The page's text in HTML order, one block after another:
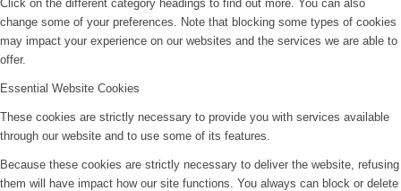
Click on the different category headings to find out more. You can also
change some of your preferences. Note that blocking some types of cookies
may impact your experience on our websites and the services we are able to
offer.
Essential Website Cookies
These cookies are strictly necessary to provide you with services available
through our website and to use some of its features.
Because these cookies are strictly necessary to deliver the website, refusing
them will have impact how our site functions. You always can block or delete